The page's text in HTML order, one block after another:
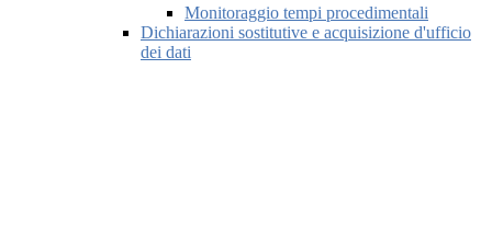
Monitoraggio tempi procedimentali
Dichiarazioni sostitutive e acquisizione d'ufficio
dei dati